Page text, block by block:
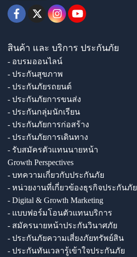
สินค้า และ บริการ ประกันภัย
- อบรมออนไลน์
- ประกันสุขภาพ
- ประกันภัยรถยนต์
- ประกันภัยการขนส่ง
- ประกันกลุ่มนักเรียน
- ประกันภัยการก่อสร้าง
- ประกันภัยการเดินทาง
- รับสมัครตัวแทนนายหน้า
Growth Perspectives
- บทความเกี่ยวกับประกันภัย
- หน่วยงานที่เกี่ยวข้องธุรกิจประกันภัย
- Digital & Growth Marketing
- แบบฟอร์มโอนตัวแทนบริการ
- สมัครนายหน้าประกันวินาศภัย
- ประกันภัยความเสี่ยงภัยทรัพย์สิน
- ประกันทันเวลารู้เข้าใจประกันภัย